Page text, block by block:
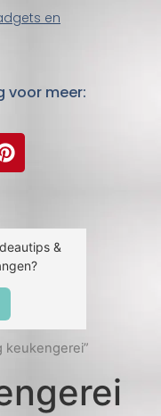
en
voor meer:
&
keukengerei”